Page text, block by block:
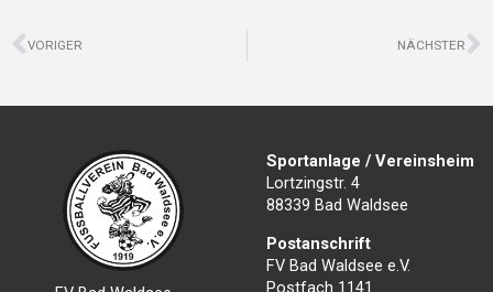
Zurück
VORIGER NÄCHSTER
Sportanlage / Vereinsheim
Lortzingstr. 4
88339 Bad Waldsee
Postanschrift
FV Bad Waldsee e.V.
Postfach 1141